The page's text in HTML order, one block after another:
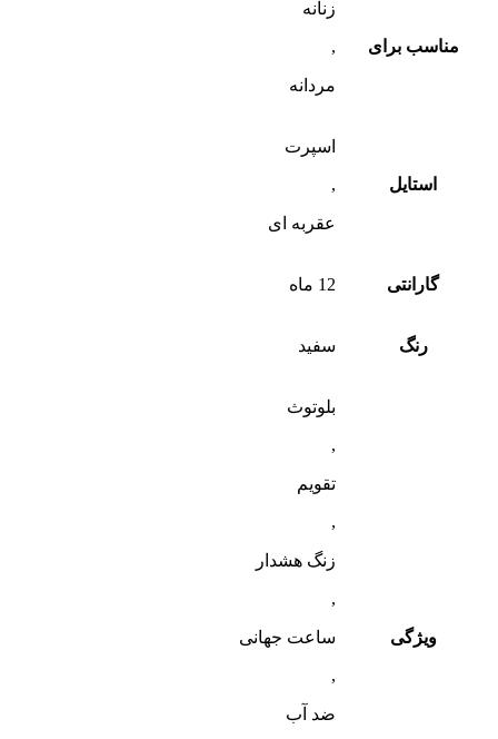
مناسب برای
زنانه
,
مردانه
استایل
اسپرت
,
عقربه ای
گارانتی 12 ماه
رنگ سفید
ویژگی
بلوتوث
,
تقویم
,
زنگ هشدار
,
ساعت جهانی
,
ضد آب